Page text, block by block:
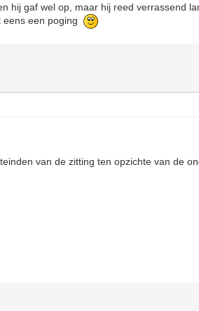
hij gaf wel op, maar hij reed verrassend
eens een poging
van de zitting ten opzichte van de